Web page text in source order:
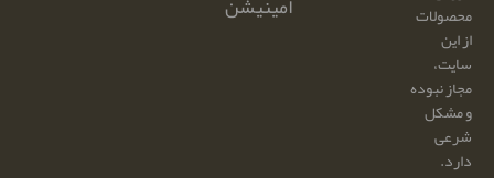
محصولات
از این
سایت،
مجاز نبوده
و مشکل
شرعی
دارد.